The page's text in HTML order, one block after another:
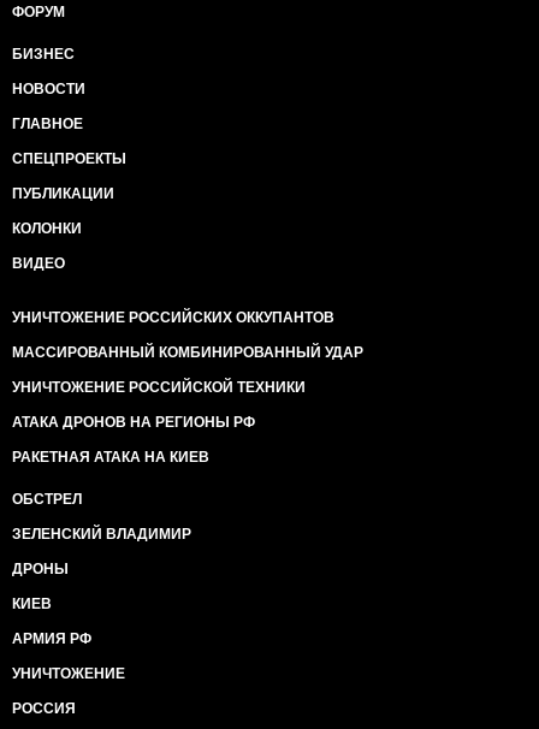
ФОРУМ
БИЗНЕС
НОВОСТИ
ГЛАВНОЕ
СПЕЦПРОЕКТЫ
ПУБЛИКАЦИИ
КОЛОНКИ
ВИДЕО
УНИЧТОЖЕНИЕ РОССИЙСКИХ ОККУПАНТОВ
МАССИРОВАННЫЙ КОМБИНИРОВАННЫЙ УДАР
УНИЧТОЖЕНИЕ РОССИЙСКОЙ ТЕХНИКИ
АТАКА ДРОНОВ НА РЕГИОНЫ РФ
РАКЕТНАЯ АТАКА НА КИЕВ
ОБСТРЕЛ
ЗЕЛЕНСКИЙ ВЛАДИМИР
ДРОНЫ
КИЕВ
АРМИЯ РФ
УНИЧТОЖЕНИЕ
РОССИЯ